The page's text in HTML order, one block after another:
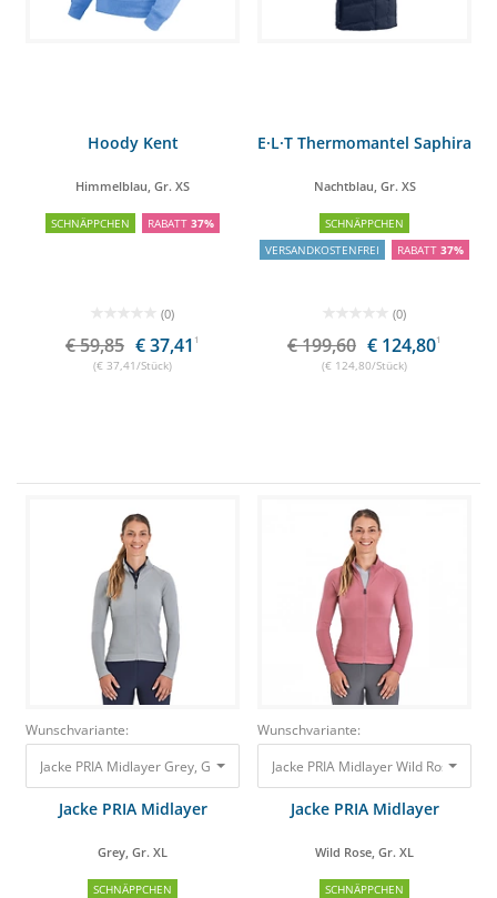
Hoody Kent
Himmelblau, Gr. XS
SCHNÄPPCHEN RABATT 37%
(0)
€ 59,85 € 37,41 1
(€ 37,41/Stück)
E·L·T Thermomantel Saphira
Nachtblau, Gr. XS
SCHNÄPPCHEN
VERSANDKOSTENFREI
RABATT 37%
(0)
€ 199,60 € 124,801
(€ 124,80/Stück)
Wunschvariante:
Jacke PRIA Midlayer Grey, Gr. XL
79,00 €71,10 €
Jacke PRIA Midlayer
Grey, Gr. XL
SCHNÄPPCHEN
Wunschvariante:
Jacke PRIA Midlayer Wild Rose, Gr.
Jacke PRIA Midlayer
Wild Rose, Gr. XL
SCHNÄPPCHEN